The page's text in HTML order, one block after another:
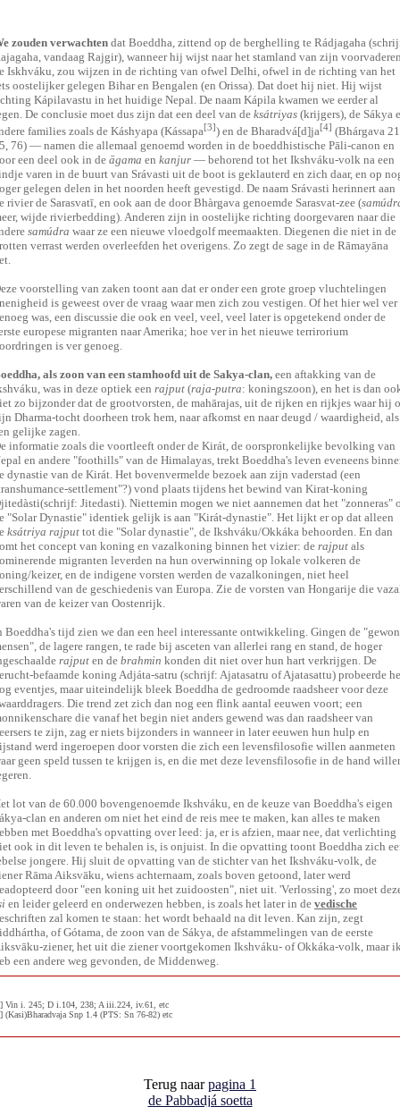
zouden verwachtendat Boeddha, zittend op de berghelling te Rádjagaha
vandaag Rajgir), wanneer hij wijst naar het stamland van zijn
Iskhváku, zou wijzen in de richting van ofwel Delhi, ofwel in de richting van het
oostelijker gelegen Bihar en Bengalen (en Orissa). Dat doet hij niet. Hij wijst
Kápilavastu in het huidige Nepal. De naam Kápila kwamen we eerder al
De conclusie moet dus zijn dat een deel van de ksátriyas (krijgers), de Sákya
families zoals de Káshyapa (Kássapa[3]) en de Bharadvá[d]ja[4] (Bhárgava
76) — namen die allemaal genoemd worden in de boeddhistische Pāli-canon en
een deel ook in deāgama en kanjur — behorend tot het Ikshváku-volk na een
varen in de buurt van Srávasti uit de boot is geklauterd en zich daar, en op
gelegen delen in het noorden heeft gevestigd. De naam Srávasti herinnert aan
rivier de Sarasvatī, en ook aan de door Bhàrgava genoemde Sarasvat-zee (
wijde rivierbedding). Anderen zijn in oostelijke richting doorgevaren naar die
samúdra waar ze een nieuwe vloedgolf meemaakten. Diegenen die niet in de
verrast werden overleefden het overigens. Zo zegt de sage in de Rāmayāna
voorstelling van zaken toont aan dat er onder een grote groep vluchtelingen
is geweest over de vraag waar men zich zou vestigen. Of het hier wel ver
was, een discussie die ook en veel, veel, veel later is opgetekend onder de
europese migranten naar Amerika; hoe ver in het nieuwe terrirorium
is ver genoeg.
als zoon van een stamhoofd uit de Sakya-clan, een aftakking van de
was in deze optiek een rajput (raja-putra: koningszoon), en het is dan
zo bijzonder dat de grootvorsten, de mahārajas, uit de rijken en rijkjes waar hij
Dharma-tocht doorheen trok hem, naar afkomst en naar deugd / waardigheid, als
gelijke zagen.
informatie zoals die voortleeft onder de Kirát, de oorspronkelijke bevolking van
en andere "foothills" van de Himalayas, trekt Boeddha's leven eveneens
dynastie van de Kirát. Het bovenvermelde bezoek aan zijn vaderstad (een
settlement"?) vond plaats tijdens het bewind van Kirat-koning
Jitedasti). Niettemin mogen we niet aannemen dat het "zonneras"
"Solar Dynastie" identiek gelijk is aan "Kirát-dynastie". Het lijkt er op dat alleen
ksátriya rajput tot die "Solar dynastie", de Ikshváku/Okkáka behoorden. En dan
het concept van koning en vazalkoning binnen het vizier: de rajput als
migranten leverden na hun overwinning op lokale volkeren de
keizer, en de indigene vorsten werden de vazalkoningen, niet heel
van de geschiedenis van Europa. Zie de vorsten van Hongarije die
van de keizer van Oostenrijk.
Boeddha's tijd zien we dan een heel interessante ontwikkeling. Gingen de
de lagere rangen, te rade bij asceten van allerlei rang en stand, de hoger
rajput en de brahmin konden dit niet over hun hart verkrijgen. De
befaamde koning Adjáta-satru (schrijf: Ajatasatru of Ajatasattu) probeerde
eventjes, maar uiteindelijk bleek Boeddha de gedroomde raadsheer voor deze
Die trend zet zich dan nog een flink aantal eeuwen voort; een
die vanaf het begin niet anders gewend was dan raadsheer van
te zijn, zag er niets bijzonders in wanneer in later eeuwen hun hulp en
werd ingeroepen door vorsten die zich een levensfilosofie willen aanmeten
geen speld tussen te krijgen is, en die met deze levensfilosofie in de hand
lot van de 60.000 bovengenoemde Ikshváku, en de keuze van Boeddha's eigen
clan en anderen om niet het eind de reis mee te maken, kan alles te maken
met Boeddha's opvatting over leed: ja, er is afzien, maar nee, dat verlichting
ook in dit leven te behalen is, is onjuist. In die opvatting toont Boeddha zich
jongere. Hij sluit de opvatting van de stichter van het Ikshváku-volk, de
Rāma Aiksvāku, wiens achternaam, zoals boven getoond, later werd
door "een koning uit het zuidoosten", niet uit. 'Verlossing', zo moet
en leider geleerd en onderwezen hebben, is zoals het later in de vedische
zal komen te staan: het wordt behaald na dit leven. Kan zijn, zegt
of Gótama, de zoon van de Sákya, de afstammelingen van de eerste
ziener, het uit die ziener voortgekomen Ikshváku- of Okkáka-volk, maar
een andere weg gevonden, de Middenweg.
Vin i. 245; D i.104, 238; A iii.224, iv.61, etc
(Kasi)Bharadvaja Snp 1.4 (PTS: Sn 76-82) etc
Terug naarpagina 1
de Pabbadjá soetta